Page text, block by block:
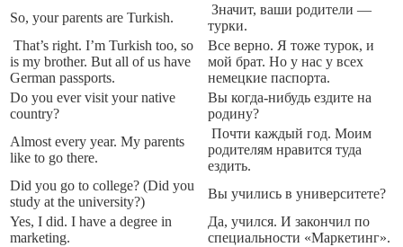
So, your parents are Turkish.
Значит, ваши родители —
турки.
That’s right. I’m Turkish too, so
is my brother. But all of us have
German passports.
Все верно. Я тоже турок, и
мой брат. Но у нас у всех
немецкие паспорта.
Do you ever visit your native
country?
Вы когда-нибудь ездите на
родину?
Almost every year. My parents
like to go there.
Почти каждый год. Моим
родителям нравится туда
ездить.
Did you go to college? (Did you
study at the university?)
Вы учились в университете?
Yes, I did. I have a degree in
marketing.
Да, учился. И закончил по
специальности «Маркетинг».